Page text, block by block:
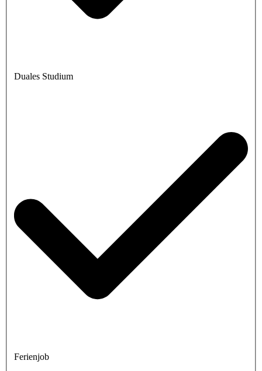
Duales Studium
Ferienjob